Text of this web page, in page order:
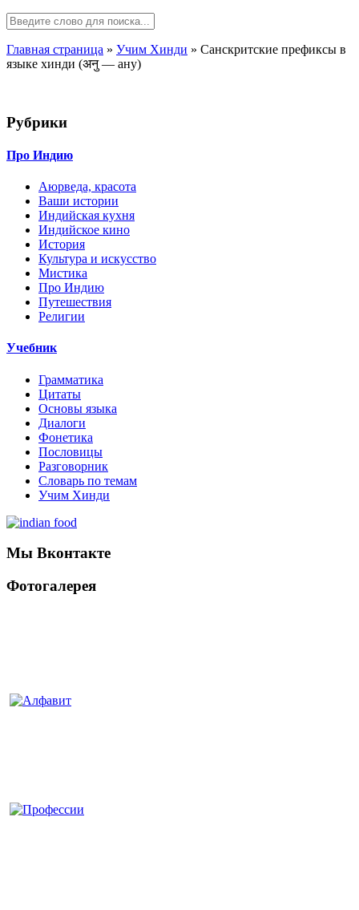
Главная страница » Учим Хинди » Санскритские префиксы в
языке хинди (अनु — ану)
Рубрики
Про Индию
Аюрведа, красота
Ваши истории
Индийская кухня
Индийское кино
История
Культура и искусство
Мистика
Про Индию
Путешествия
Религии
Учебник
Грамматика
Цитаты
Основы языка
Диалоги
Фонетика
Пословицы
Разговорник
Словарь по темам
Учим Хинди
Мы Вконтакте
Фотогалерея